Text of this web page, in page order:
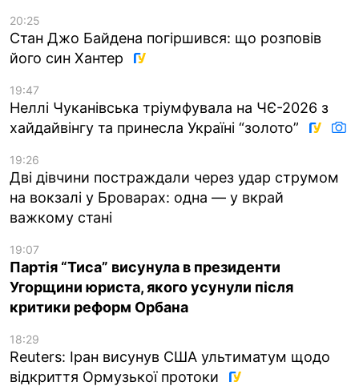
20:25
Стан Джо Байдена погіршився: що розповів
його син Хантер
19:47
Неллі Чуканівська тріумфувала на ЧЄ-2026 з
хайдайвінгу та принесла Україні “золото”
19:26
Дві дівчини постраждали через удар струмом
на вокзалі у Броварах: одна — у вкрай
важкому стані
19:07
Партія “Тиса” висунула в президенти
Угорщини юриста, якого усунули після
критики реформ Орбана
18:29
Reuters: Іран висунув США ультиматум щодо
відкриття Ормузької протоки